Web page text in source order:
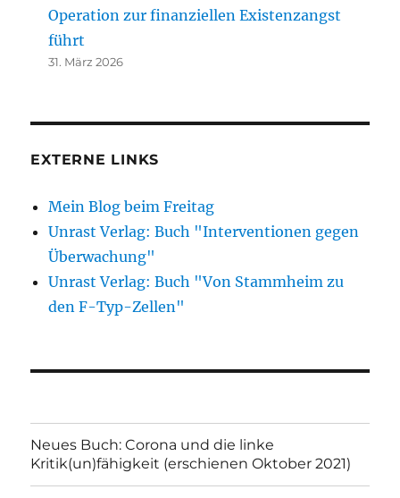
Operation zur finanziellen Existenzangst
führt
31. März 2026
EXTERNE LINKS
Mein Blog beim Freitag
Unrast Verlag: Buch "Interventionen gegen
Überwachung"
Unrast Verlag: Buch "Von Stammheim zu
den F-Typ-Zellen"
Neues Buch: Corona und die linke
Kritik(un)fähigkeit (erschienen Oktober 2021)